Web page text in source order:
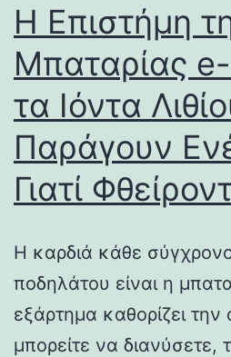
Η Επιστήμη
Μπαταρίας
τα Ιόντα
Παράγουν
Γιατί
Η καρδιά κάθε
ποδηλάτου είναι η
εξάρτημα καθορίζει
μπορείτε να διανύσετε,